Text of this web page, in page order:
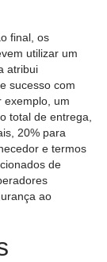
final, os
utilizar um
atribui
sucesso com
exemplo, um
total de entrega,
20% para
e termos
de
ao